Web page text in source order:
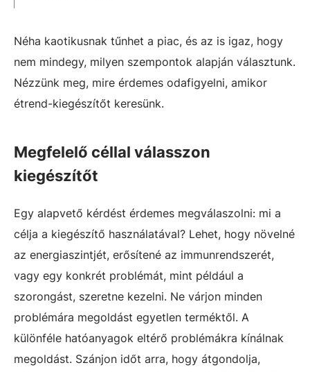
Néha kaotikusnak tűnhet a piac, és az is igaz, hogy
nem mindegy, milyen szempontok alapján választunk.
Nézzünk meg, mire érdemes odafigyelni, amikor
étrend-kiegészítőt keresünk.
Megfelelő céllal válasszon
kiegészítőt
Egy alapvető kérdést érdemes megválaszolni: mi a
célja a kiegészítő használatával? Lehet, hogy növelné
az energiaszintjét, erősítené az immunrendszerét,
vagy egy konkrét problémát, mint például a
szorongást, szeretne kezelni. Ne várjon minden
problémára megoldást egyetlen terméktől. A
különféle hatóanyagok eltérő problémákra kínálnak
megoldást. Szánjon időt arra, hogy átgondolja,